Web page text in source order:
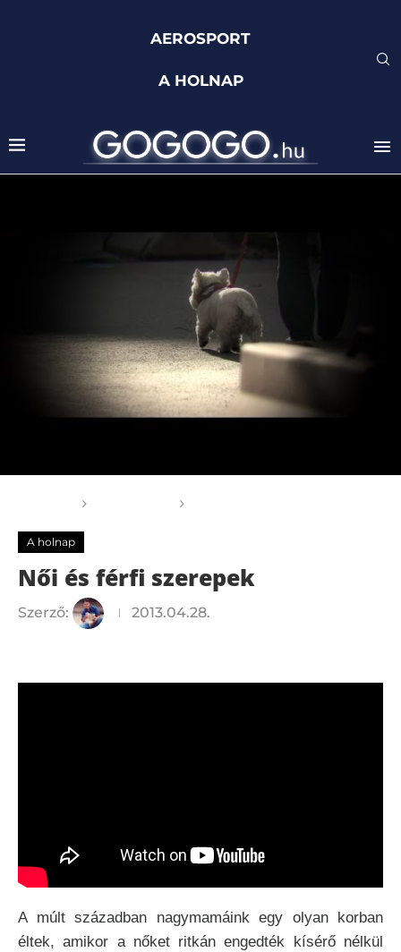
AEROSPORT
A HOLNAP
A holnap
Női és férfi szerepek
Szerző: 2013.04.28.
A múlt században nagymamáink egy olyan korban
éltek, amikor a nőket ritkán engedték kísérő nélkül